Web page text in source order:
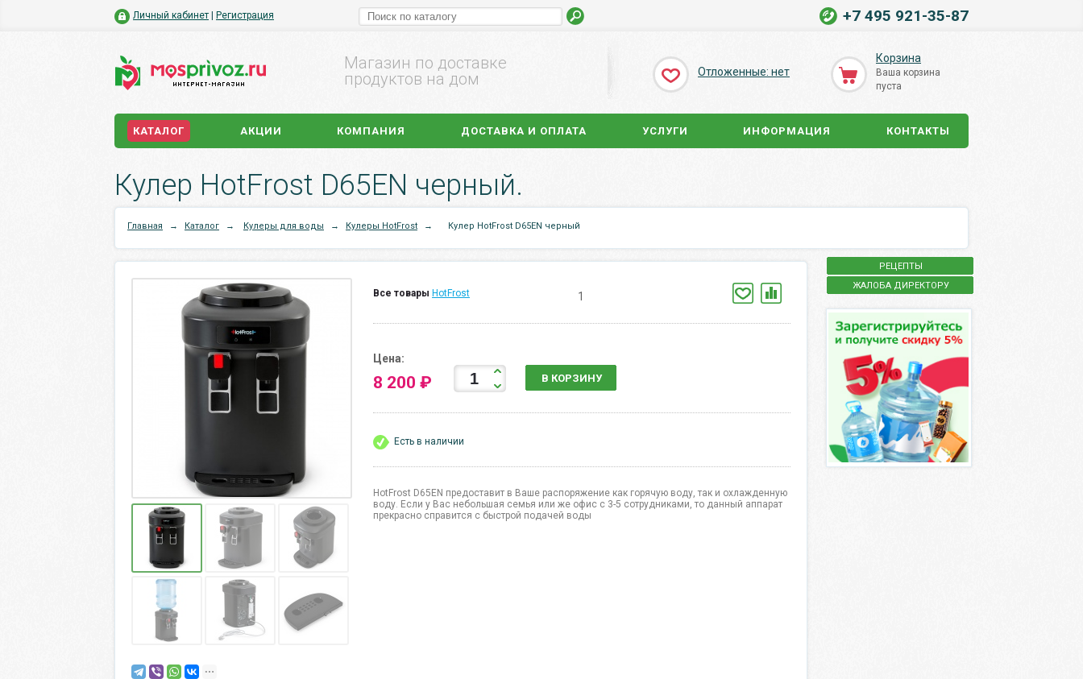
Личный кабинет Регистрация +7 495 921-35-87
Магазин по доставке
продуктов на дом
Отложенные: нет
Корзина
Ваша корзина
пуста
КАТАЛОГ АКЦИИ КОМПАНИЯ ДОСТАВКА И ОПЛАТА УСЛУГИ ИНФОРМАЦИЯ КОНТАКТЫ
Кулер HotFrost D65EN черный.
Главная → Каталог → Кулеры для воды → Кулеры HotFrost → Кулер HotFrost D65EN черный
Все товары HotFrost 1
Цена:
8 200 ₽ В КОРЗИНУ
Есть в наличии
HotFrost D65EN предоставит в Ваше распоряжение как горячую воду, так и охлажденную
воду. Если у Вас небольшая семья или же офис с 3-5 сотрудниками, то данный аппарат
прекрасно справится с быстрой подачей воды
РЕЦЕПТЫ
ЖАЛОБА ДИРЕКТОРУ